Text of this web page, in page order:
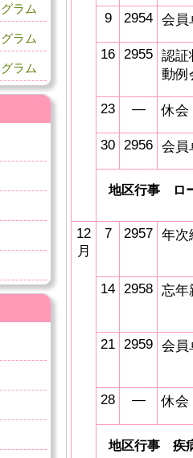
9 2954 会員
16 2955 認証
動例
23 ― 休会
30 2956 会員
地区行事 ロ
12
月
7 2957 年次
14 2958 忘年
21 2959 会員
28 ― 休会
地区行事 疾
ラム
ラム
ラム